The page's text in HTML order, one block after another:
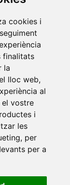
cookies i
finalitats
la
lloc web,
al
el vostre
i
les
, per
per a
d'Alacant
de
•Universitat
de Girona •
Universitat
Jaume I
Hernández
•Universitat
Politècnica de
València